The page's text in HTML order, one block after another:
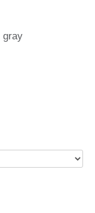
gray